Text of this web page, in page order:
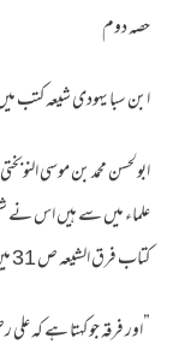
حصہ دوم
ابن سبا یہودی شیعہ کتب
علماء میں سے ہیں اس نے
کتاب فرق الشیعہ ص 31 میں یہ الفاظ درج ہیں
”اور فرقہ جو کہتا ہے کہ